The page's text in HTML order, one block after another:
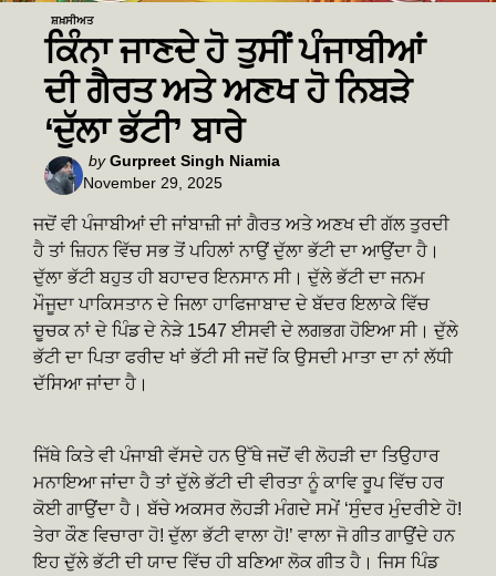
ਸ਼ਖ਼ਸੀਅਤ
ਕਿੰਨਾ ਜਾਣਦੇ ਹੋ ਤੁਸੀਂ ਪੰਜਾਬੀਆਂ
ਦੀ ਗੈਰਤ ਅਤੇ ਅਣਖ ਹੋ ਨਿਬੜੇ
‘ਦੁੱਲਾ ਭੱਟੀ’ ਬਾਰੇ
Posted
by
by Gurpreet Singh Niamia
November 29, 2025
ਜਦੋਂ ਵੀ ਪੰਜਾਬੀਆਂ ਦੀ ਜਾਂਬਾਜ਼ੀ ਜਾਂ ਗੈਰਤ ਅਤੇ ਅਣਖ ਦੀ ਗੱਲ ਤੁਰਦੀ
ਹੈ ਤਾਂ ਜ਼ਿਹਨ ਵਿੱਚ ਸਭ ਤੋਂ ਪਹਿਲਾਂ ਨਾਉਂ ਦੁੱਲਾ ਭੱਟੀ ਦਾ ਆਉਂਦਾ ਹੈ।
ਦੁੱਲਾ ਭੱਟੀ ਬਹੁਤ ਹੀ ਬਹਾਦਰ ਇਨਸਾਨ ਸੀ। ਦੁੱਲੇ ਭੱਟੀ ਦਾ ਜਨਮ
ਮੌਜੂਦਾ ਪਾਕਿਸਤਾਨ ਦੇ ਜਿਲਾ ਹਾਫਿਜਾਬਾਦ ਦੇ ਬੱਦਰ ਇਲਾਕੇ ਵਿੱਚ
ਚੂਚਕ ਨਾਂ ਦੇ ਪਿੰਡ ਦੇ ਨੇੜੇ 1547 ਈਸਵੀ ਦੇ ਲਗਭਗ ਹੋਇਆ ਸੀ। ਦੁੱਲੇ
ਭੱਟੀ ਦਾ ਪਿਤਾ ਫਰੀਦ ਖਾਂ ਭੱਟੀ ਸੀ ਜਦੋਂ ਕਿ ਉਸਦੀ ਮਾਤਾ ਦਾ ਨਾਂ ਲੱਧੀ
ਦੱਸਿਆ ਜਾਂਦਾ ਹੈ।
ਜਿੱਥੇ ਕਿਤੇ ਵੀ ਪੰਜਾਬੀ ਵੱਸਦੇ ਹਨ ਉੱਥੇ ਜਦੋਂ ਵੀ ਲੋਹੜੀ ਦਾ ਤਿਉਹਾਰ
ਮਨਾਇਆ ਜਾਂਦਾ ਹੈ ਤਾਂ ਦੁੱਲੇ ਭੱਟੀ ਦੀ ਵੀਰਤਾ ਨੂੰ ਕਾਵਿ ਰੂਪ ਵਿੱਚ ਹਰ
ਕੋਈ ਗਾਉਂਦਾ ਹੈ। ਬੱਚੇ ਅਕਸਰ ਲੋਹੜੀ ਮੰਗਦੇ ਸਮੇਂ ‘ਸੁੰਦਰ ਮੁੰਦਰੀਏ ਹੋ!
ਤੇਰਾ ਕੌਣ ਵਿਚਾਰਾ ਹੋ! ਦੁੱਲਾ ਭੱਟੀ ਵਾਲਾ ਹੋ!’ ਵਾਲਾ ਜੋ ਗੀਤ ਗਾਉਂਦੇ ਹਨ
ਇਹ ਦੁੱਲੇ ਭੱਟੀ ਦੀ ਯਾਦ ਵਿੱਚ ਹੀ ਬਣਿਆ ਲੋਕ ਗੀਤ ਹੈ। ਜਿਸ ਪਿੰਡ